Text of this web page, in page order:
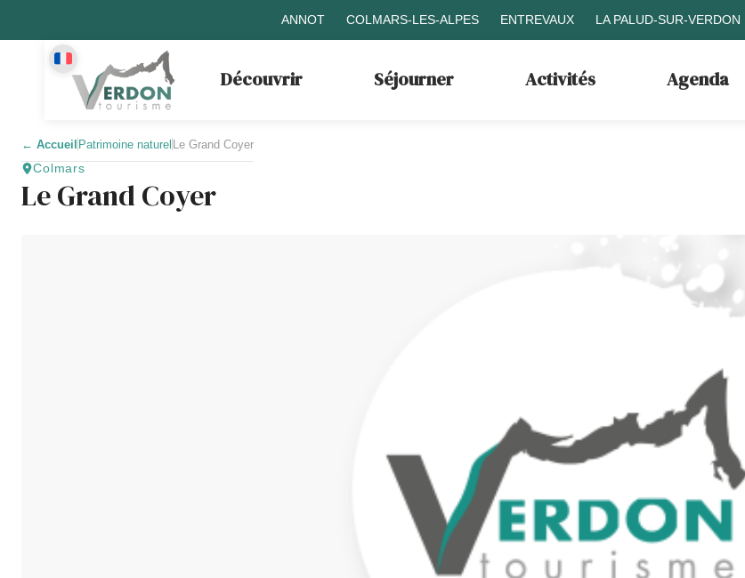
ANNOT COLMARS-LES-ALPES ENTREVAUX LA PALUD-SUR-VERDON
Découvrir Séjourner Activités Agenda
← Accueil Patrimoine naturel Le Grand Coyer
Colmars
Le Grand Coyer